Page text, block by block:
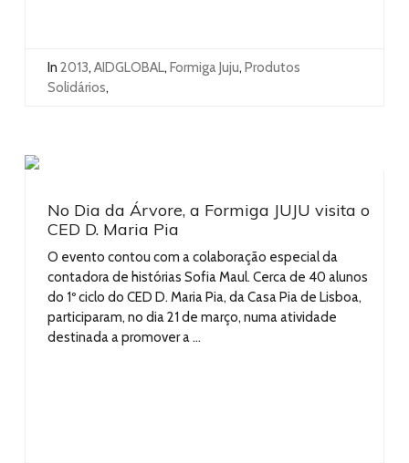
In 2013, AIDGLOBAL, Formiga Juju, Produtos
Solidários,
No Dia da Árvore, a Formiga JUJU visita o
CED D. Maria Pia
O evento contou com a colaboração especial da
contadora de histórias Sofia Maul. Cerca de 40 alunos
do 1º ciclo do CED D. Maria Pia, da Casa Pia de Lisboa,
participaram, no dia 21 de março, numa atividade
destinada a promover a ...